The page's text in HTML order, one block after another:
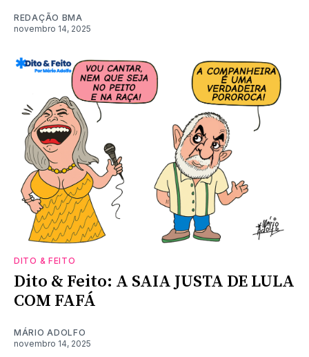
REDAÇÃO BMA
novembro 14, 2025
DITO & FEITO
Dito & Feito: A SAIA JUSTA DE LULA
COM FAFÁ
MÁRIO ADOLFO
novembro 14, 2025